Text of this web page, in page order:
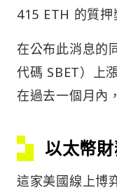
415 ETH 的質押
在公布此消息的
代碼 SBET）上
在過去一個月內
以太幣
這家美國線上博